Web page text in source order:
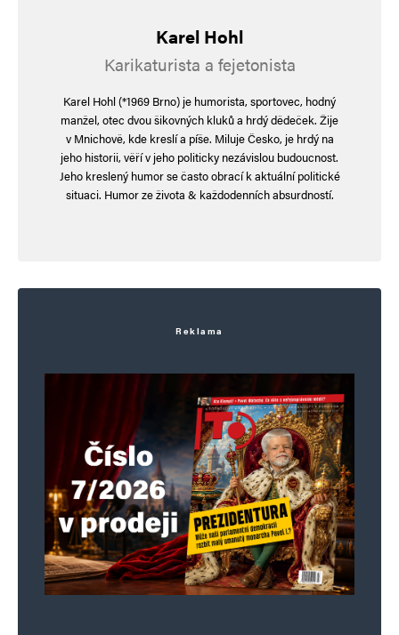
Karel Hohl
Karikaturista a fejetonista
Karel Hohl (*1969 Brno) je humorista, sportovec, hodný
manžel, otec dvou šikovných kluků a hrdý dědeček. Žije
v Mnichově, kde kreslí a píše. Miluje Česko, je hrdý na
jeho historii, věří v jeho politicky nezávislou budoucnost.
Jeho kreslený humor se často obrací k aktuální politické
situaci. Humor ze života & každodenních absurdností.
Reklama